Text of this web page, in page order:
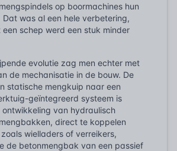
op boormachines hun
Dat was al een hele verbetering,
schep werd een stuk minder
evolutie zag men echter met
de mechanisatie in de bouw. De
statische mengkuip naar een
geïntegreerd systeem is
van hydraulisch
direct te koppelen
wielladers of verreikers,
de betonmengbak van een passief